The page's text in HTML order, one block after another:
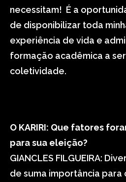
necessitam! É a
de disponibilizar toda
experiência de vida e
formação acadêmica a
coletividade.
O KARIRI: Que fatores
para sua eleição?
GIANCLES FILGUEIRA:
de suma importância